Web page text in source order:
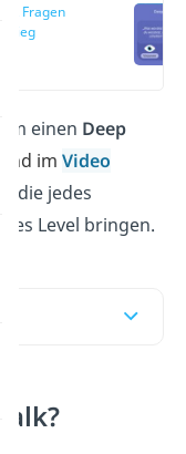
Fragen
, um einen Deep
und im Video
die jedes
Level bringen.